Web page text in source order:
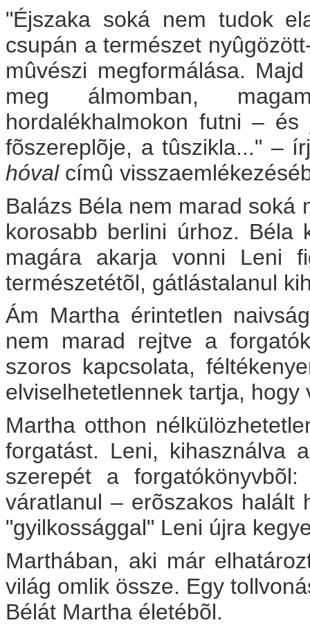
"Éjszaka soká nem tudok
csupán a természet
mûvészi megformálása.
meg álmomban,
hordalékhalmokon futni –
fõszereplõje, a tûszikla..." –
hóval címû
Balázs Béla nem marad soká
korosabb berlini úrhoz. Béla
magára akarja vonni Leni
természetétõl, gátlástalanul
Ám Martha érintetlen
nem marad rejtve a
szoros kapcsolata,
elviselhetetlennek tartja,
Martha otthon
forgatást. Leni, kihasználva
szerepét a
váratlanul – erõszakos halált
"gyilkossággal" Leni újra
Marthában, aki már
világ omlik össze. Egy
Bélát Martha életébõl.